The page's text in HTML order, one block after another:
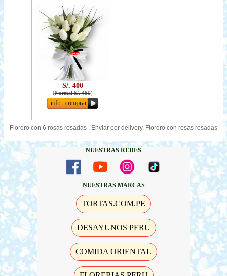
S/. 400
(Normal S/. 489)
Florero con 6 rosas rosadas , Enviar por delivery. Florero con rosas rosadas
NUESTRAS REDES
NUESTRAS MARCAS
TORTAS.COM.PE
DESAYUNOS PERU
COMIDA ORIENTAL